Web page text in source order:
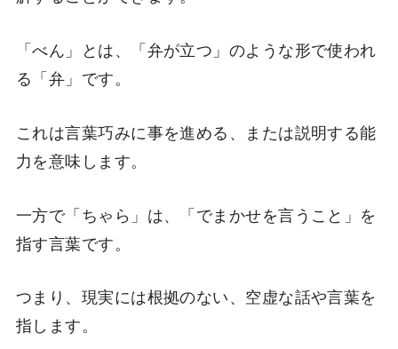
「べん」とは、「弁が立つ」のような形で使われ
る「弁」です。
これは言葉巧みに事を進める、または説明する能
力を意味します。
一方で「ちゃら」は、「でまかせを言うこと」を
指す言葉です。
つまり、現実には根拠のない、空虚な話や言葉を
指します。